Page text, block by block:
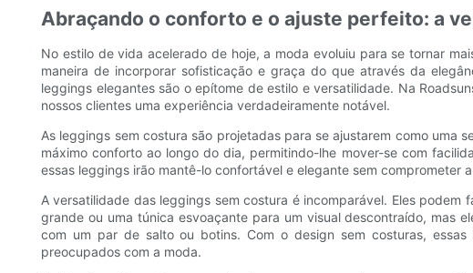
Abraçando o conforto e o ajuste perfeito: a
No estilo de vida acelerado de hoje, a moda evoluiu para se tornar
maneira de incorporar sofisticação e graça do que através da
leggings elegantes são o epítome de estilo e versatilidade. Na
nossos clientes uma experiência verdadeiramente notável.
As leggings sem costura são projetadas para se ajustarem como uma
máximo conforto ao longo do dia, permitindo-lhe mover-se com
essas leggings irão mantê-lo confortável e elegante sem comprometer
A versatilidade das leggings sem costura é incomparável. Eles
grande ou uma túnica esvoaçante para um visual descontraído, mas
com um par de salto ou botins. Com o design sem costuras,
preocupados com a moda.